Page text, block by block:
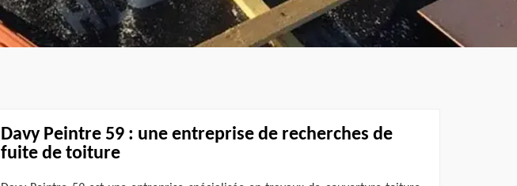
Davy Peintre 59 : une entreprise de recherches de
fuite de toiture